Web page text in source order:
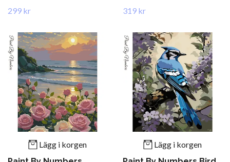
299 kr
319 kr
Lägg i korgen
Lägg i korgen